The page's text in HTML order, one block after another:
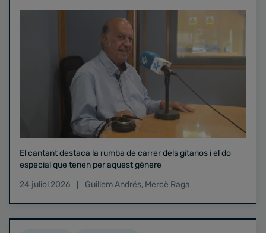
El cantant destaca la rumba de carrer dels gitanos i el do
especial que tenen per aquest gènere
24 juliol 2026
Guillem Andrés, Mercè Raga